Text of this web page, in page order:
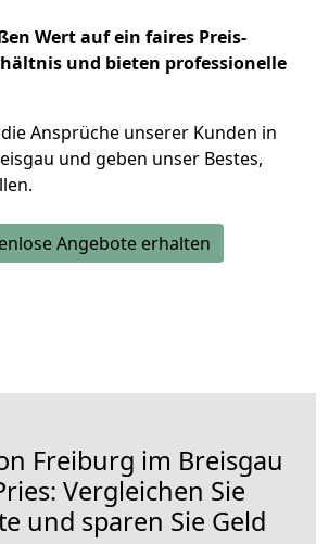
Wert auf ein faires Preis-
und bieten professionelle
Ansprüche unserer Kunden in
und geben unser Bestes,
Angebote erhalten
Freiburg im Breisgau
Vergleichen Sie
und sparen Sie Geld